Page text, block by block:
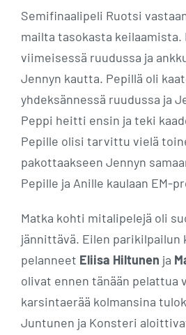
Semifinaalipeli Ruotsi
mailta tasokasta
viimeisessä ruudussa ja
Jennyn kautta. Pepillä oli
yhdeksännessä ruudussa ja
Peppi heitti ensin ja teki
Pepille olisi tarvittu vielä
pakottaakseen Jennyn
Pepille ja Anille kaulaan EM-
Matka kohti mitalipelejä oli
jännittävä. Eilen parikilpailun
pelanneet Eliisa Hiltunen ja
olivat ennen tänään pelattua
karsintaerää kolmansina
Juntunen ja Konsteri